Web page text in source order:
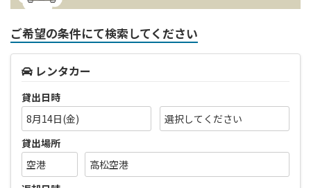
ご希望の条件にて検索してください
レンタカー
貸出日時
8月14日(金)
貸出場所